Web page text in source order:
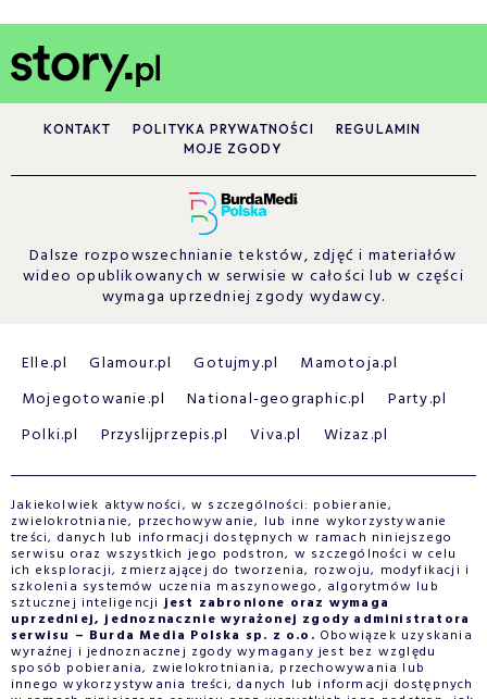
KONTAKT POLITYKA PRYWATNOŚCI
REGULAMIN
MOJE ZGODY
Dalsze rozpowszechnianie tekstów, zdjęć i materiałów
wideo opublikowanych w serwisie w całości lub w części
wymaga uprzedniej zgody wydawcy.
Elle.pl Glamour.pl Gotujmy.pl
Mamotoja.pl
Mojegotowanie.pl
National-geographic.pl
Party.pl
Polki.pl
Przyslijprzepis.pl Viva.pl Wizaz.pl
Jakiekolwiek aktywności, w szczególności: pobieranie,
zwielokrotnianie, przechowywanie, lub inne wykorzystywanie
treści, danych lub informacji dostępnych w ramach niniejszego
serwisu oraz wszystkich jego podstron, w szczególności w celu
ich eksploracji, zmierzającej do tworzenia, rozwoju, modyfikacji i
szkolenia systemów uczenia maszynowego, algorytmów lub
sztucznej inteligencjijest zabronione oraz wymaga
uprzedniej, jednoznacznie wyrażonej zgody administratora
serwisu – Burda Media Polska sp. z o.o. Obowiązek uzyskania
wyraźnej i jednoznacznej zgody wymagany jest bez względu
sposób pobierania, zwielokrotniania, przechowywania lub
innego wykorzystywania treści, danych lub informacji dostępnych